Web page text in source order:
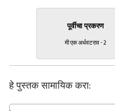
पूर्वीचा प्रकरण
मी एक अर्धवटराव - 2
हे पुस्तक सामायिक करा: